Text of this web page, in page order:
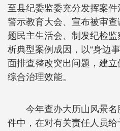
至县纪委监委充分发挥案
警示教育大会、宣布被审
题民主生活会、制发纪检
析典型案例成因，以“身边
面排查整改突出问题，建
综合治理效能。
今年查办大历山风景
件中，在对有关责任人员